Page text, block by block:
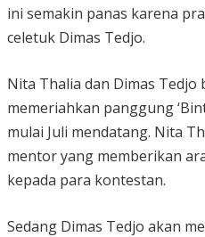
ini semakin panas karena
celetuk Dimas Tedjo.
Nita Thalia dan Dimas Tedjo
memeriahkan panggung
mulai Juli mendatang. Nita
mentor yang memberikan
kepada para kontestan.
Sedang Dimas Tedjo akan